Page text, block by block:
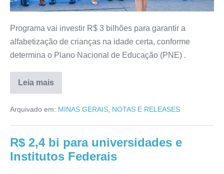
Programa vai investir R$ 3 bilhões para garantir a
alfabetização de crianças na idade certa, conforme
determina o Plano Nacional de Educação (PNE) .
Leia mais
Arquivado em: MINAS GERAIS NOTAS E RELEASES
R$ 2,4 bi para universidades e
Institutos Federais